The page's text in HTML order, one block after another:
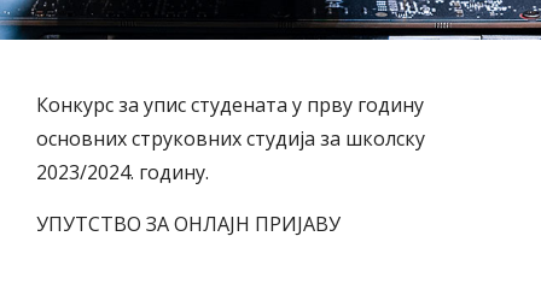
Конкурс за упис студената у прву годину
основних струковних студија за школску
2023/2024. годину.
УПУТСТВО ЗА ОНЛАЈН ПРИЈАВУ